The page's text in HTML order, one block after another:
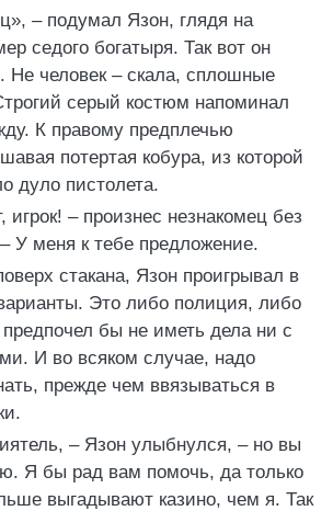
– подумал Язон, глядя на
седого богатыря. Так вот он
Не человек – скала, сплошные
серый костюм напоминал
К правому предплечью
потертая кобура, из которой
дуло пистолета.
игрок! – произнес незнакомец без
У меня к тебе предложение.
стакана, Язон проигрывал в
Это либо полиция, либо
предпочел бы не иметь дела ни с
И во всяком случае, надо
прежде чем ввязываться в
– Язон улыбнулся, – но вы
Я бы рад вам помочь, да только
выгадывают казино, чем я. Так